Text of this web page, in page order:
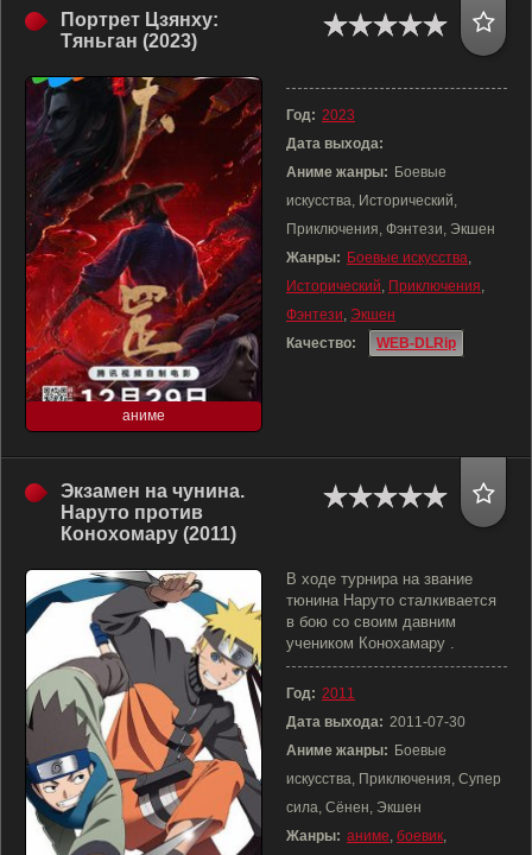
Портрет Цзянху:
Тяньган (2023)
аниме
Год: 2023
Дата выхода:
Аниме жанры: Боевые
искусства, Исторический,
Приключения, Фэнтези, Экшен
Жанры: Боевые искусства,
Исторический, Приключения,
Фэнтези, Экшен
Качество:
WEB-DLRip
Экзамен на чунина.
Наруто против
Конохомару (2011)
В ходе турнира на звание
тюнина Наруто сталкивается
в бою со своим давним
учеником Конохамару .
Год: 2011
Дата выхода: 2011-07-30
Аниме жанры: Боевые
искусства, Приключения, Супер
сила, Сёнен, Экшен
Жанры: аниме, боевик,